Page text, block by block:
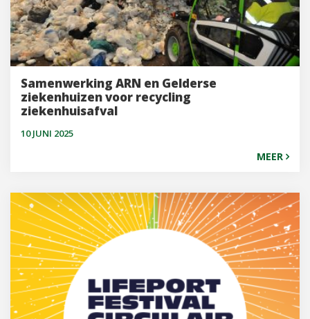
Samenwerking ARN en Gelderse
ziekenhuizen voor recycling
ziekenhuisafval
10 JUNI 2025
MEER